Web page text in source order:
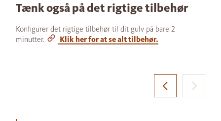
Tænk også på det rigtige tilbehør
Konfigurer det rigtige tilbehør til dit gulv på bare 2
minutter.
Klik her for at se alt tilbehør.